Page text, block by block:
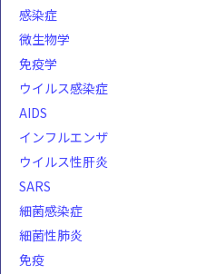
感染症
微生物学
免疫学
ウイルス感染症
AIDS
インフルエンザ
ウイルス性肝炎
SARS
細菌感染症
細菌性肺炎
免疫